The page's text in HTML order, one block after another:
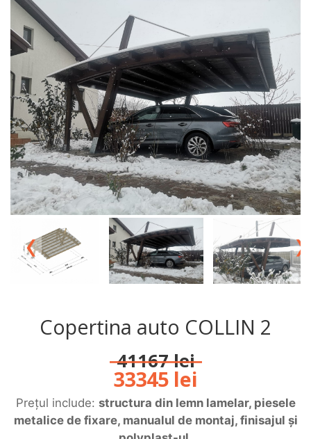
‹ ›
Copertina auto COLLIN 2
41167 lei
33345 lei
Prețul include: structura din lemn lamelar, piesele
metalice de fixare, manualul de montaj, finisajul și